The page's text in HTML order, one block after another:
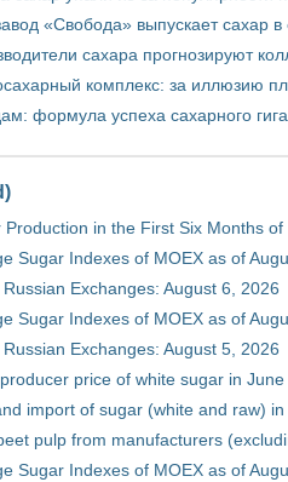
«Свобода» выпускает сахар в
сахара прогнозируют
комплекс: за иллюзию
формула успеха сахарного
Production in the First Six Months of
Sugar Indexes of MOEX as of
Exchanges: August 6, 2026
Sugar Indexes of MOEX as of
Exchanges: August 5, 2026
price of white sugar in
import of sugar (white and raw)
pulp from manufacturers
Sugar Indexes of MOEX as of